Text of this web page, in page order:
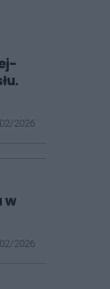
2026
w
2026